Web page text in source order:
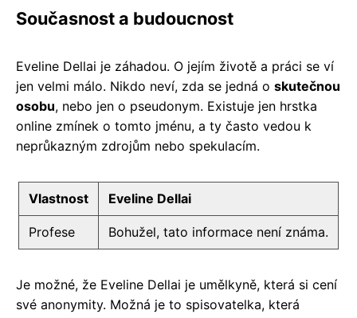
Současnost a budoucnost
Eveline Dellai je záhadou. O jejím životě a práci se ví
jen velmi málo. Nikdo neví, zda se jedná o skutečnou
osobu, nebo jen o pseudonym. Existuje jen hrstka
online zmínek o tomto jménu, a ty často vedou k
neprůkazným zdrojům nebo spekulacím.
Vlastnost Eveline Dellai
Profese Bohužel, tato informace není známa.
Je možné, že Eveline Dellai je umělkyně, která si cení
své anonymity. Možná je to spisovatelka, která